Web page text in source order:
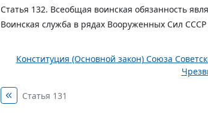
Статья 132. Всеобщая воинская обязанность
Воинская служба в рядах Вооруженных Сил
Конституция (Основной закон) Союза
Статья 131